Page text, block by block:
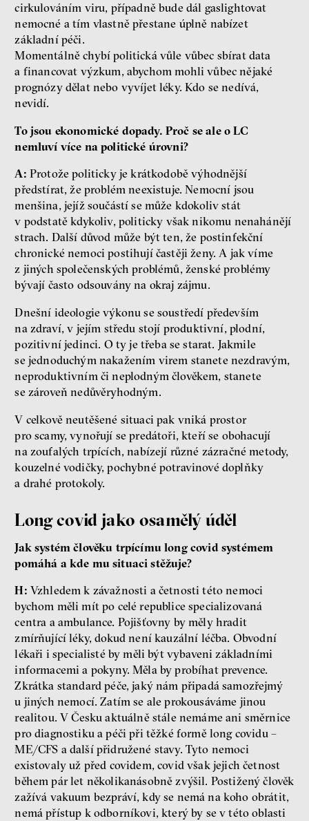
cirkulováním viru, případně bude dál gaslightovat
nemocné a tím vlastně přestane úplně nabízet
základní péči.
Momentálně chybí politická vůle vůbec sbírat data
a financovat výzkum, abychom mohli vůbec nějaké
prognózy dělat nebo vyvíjet léky. Kdo se nedívá,
nevidí.
To jsou ekonomické dopady. Proč se ale o LC
nemluví více na politické úrovni?
A: Protože politicky je krátkodobě výhodnější
předstírat, že problém neexistuje. Nemocní jsou
menšina, jejíž součástí se může kdokoliv stát
v podstatě kdykoliv, politicky však nikomu nenahánějí
strach. Další důvod může být ten, že postinfekční
chronické nemoci postihují častěji ženy. A jak víme
z jiných společenských problémů, ženské problémy
bývají často odsouvány na okraj zájmu.
Dnešní ideologie výkonu se soustředí především
na zdraví, v jejím středu stojí produktivní, plodní,
pozitivní jedinci. O ty je třeba se starat. Jakmile
se jednoduchým nakažením virem stanete nezdravým,
neproduktivním či neplodným člověkem, stanete
se zároveň nedůvěryhodným.
V celkově neutěšené situaci pak vniká prostor
pro scamy, vynořují se predátoři, kteří se obohacují
na zoufalých trpících, nabízejí různé zázračné metody,
kouzelné vodičky, pochybné potravinové doplňky
a drahé protokoly.
Long covid jako osamělý úděl
Jak systém člověku trpícímu long covid systémem
pomáhá a kde mu situaci stěžuje?
H: Vzhledem k závažnosti a četnosti této nemoci
bychom měli mít po celé republice specializovaná
centra a ambulance. Pojišťovny by měly hradit
zmírňující léky, dokud není kauzální léčba. Obvodní
lékaři i specialisté by měli být vybaveni základními
informacemi a pokyny. Měla by probíhat prevence.
Zkrátka standard péče, jaký nám připadá samozřejmý
u jiných nemocí. Zatím se ale prokousáváme jinou
realitou. V Česku aktuálně stále nemáme ani směrnice
pro diagnostiku a péči při těžké formě long covidu –
ME/CFS a další přidružené stavy. Tyto nemoci
existovaly už před covidem, covid však jejich četnost
během pár let několikanásobně zvýšil. Postižený člověk
zažívá vakuum bezpráví, kdy se nemá na koho obrátit,
nemá přístup k odborníkovi, který by se v této oblasti